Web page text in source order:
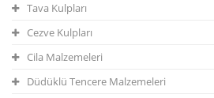
Tava Kulpları
Cezve Kulpları
Cila Malzemeleri
Düdüklü Tencere Malzemeleri